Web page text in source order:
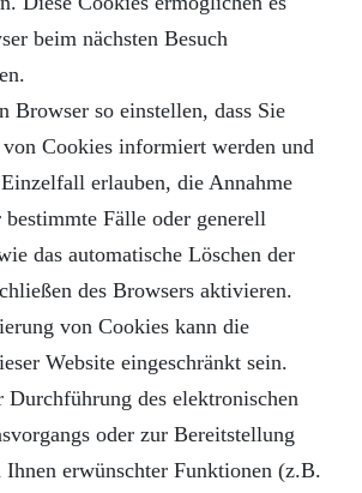
beim nächsten Besuch
Browser so einstellen, dass Sie
von Cookies informiert werden und
erlauben, die Annahme
Fälle oder generell
das automatische Löschen der
des Browsers aktivieren.
von Cookies kann die
Website eingeschränkt sein.
Durchführung des elektronischen
oder zur Bereitstellung
Ihnen erwünschter Funktionen (z.B.